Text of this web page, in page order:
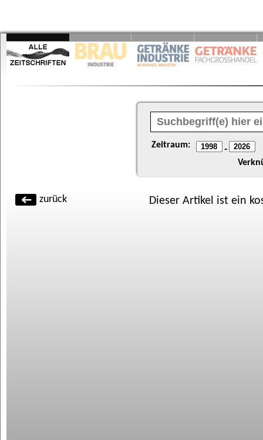
Zeitraum: -
zurück Dieser Artikel ist ein